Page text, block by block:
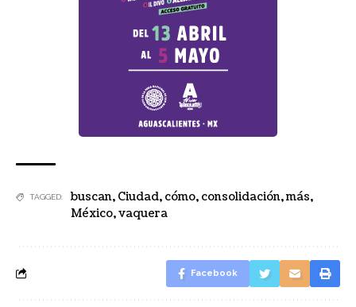
TAGGED: buscan, Ciudad, cómo, consolidación,más,
México,vaquera
Facebook